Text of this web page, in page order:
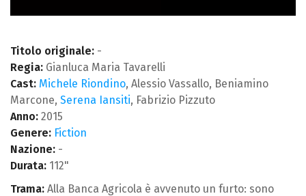
Titolo originale: -
Regia: Gianluca Maria Tavarelli
Cast: Michele Riondino, Alessio Vassallo, Beniamino
Marcone, Serena Iansiti, Fabrizio Pizzuto
Anno: 2015
Genere: Fiction
Nazione: -
Durata: 112"
Trama: Alla Banca Agricola è avvenuto un furto: sono